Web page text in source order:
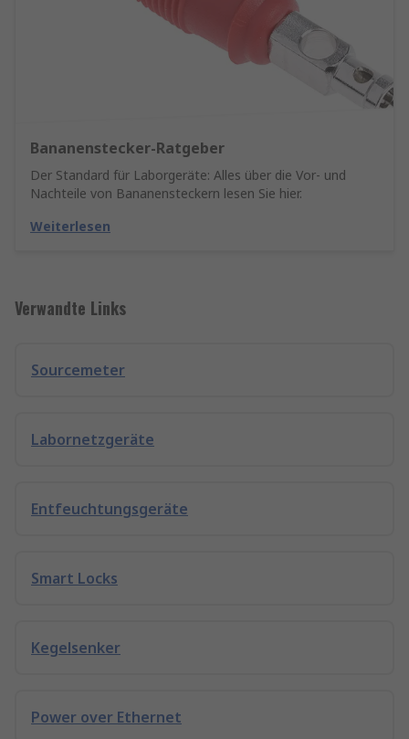
Bananenstecker-Ratgeber
Der Standard für Laborgeräte: Alles über die Vor- und
Nachteile von Bananensteckern lesen Sie hier.
Weiterlesen
Verwandte Links
Sourcemeter
Labornetzgeräte
Entfeuchtungsgeräte
Smart Locks
Kegelsenker
Power over Ethernet